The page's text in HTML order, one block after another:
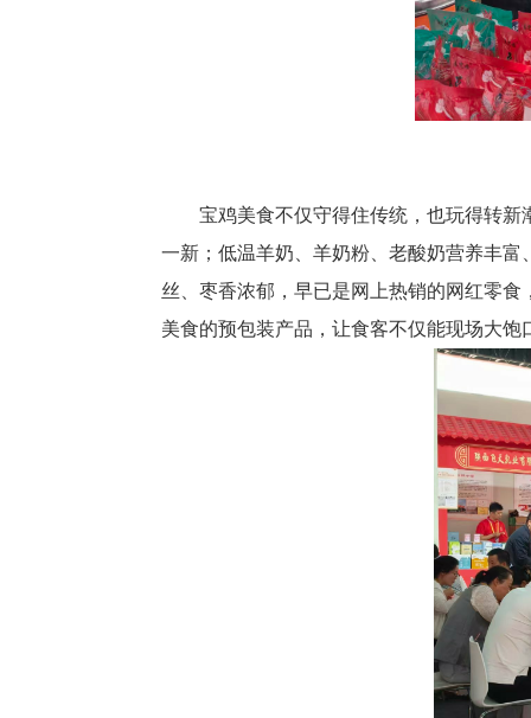
宝鸡美食不仅守得住传统，也玩得转
一新；低温羊奶、羊奶粉、老酸奶营养丰
丝、枣香浓郁，早已是网上热销的网红零
美食的预包装产品，让食客不仅能现场大